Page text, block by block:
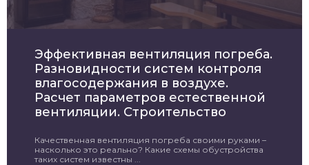
Эффективная вентиляция погреба.
Разновидности систем контроля
влагосодержания в воздухе.
Расчет параметров естественной
вентиляции. Строительство
Качественная вентиляция погреба своими руками –
насколько это реально? Какие схемы обустройства
таких систем известны ...